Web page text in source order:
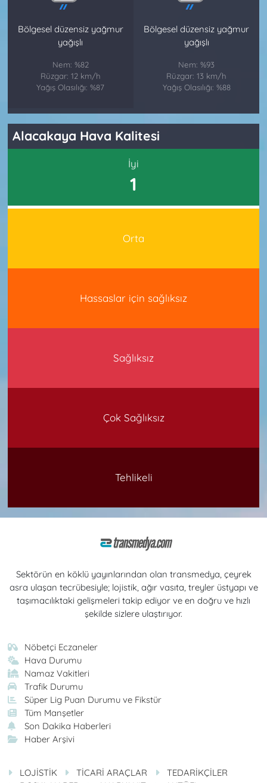
Bölgesel düzensiz yağmur
yağışlı
Nem: %82
Rüzgar: 12 km/h
Yağış Olasılığı: %87
Bölgesel düzensiz yağmur
yağışlı
Nem: %93
Rüzgar: 13 km/h
Yağış Olasılığı: %88
Alacakaya Hava Kalitesi
İyi
1
Orta
Hassaslar için sağlıksız
Sağlıksız
Çok Sağlıksız
Tehlikeli
Sektörün en köklü yayınlarından olan transmedya, çeyrek
asra ulaşan tecrübesiyle; lojistik, ağır vasıta, treyler üstyapı ve
taşımacılıktaki gelişmeleri takip ediyor ve en doğru ve hızlı
şekilde sizlere ulaştırıyor.
Nöbetçi Eczaneler
Hava Durumu
Namaz Vakitleri
Trafik Durumu
Süper Lig Puan Durumu ve Fikstür
Tüm Manşetler
Son Dakika Haberleri
Haber Arşivi
LOJİSTİK TİCARİ ARAÇLAR
TEDARİKÇİLER